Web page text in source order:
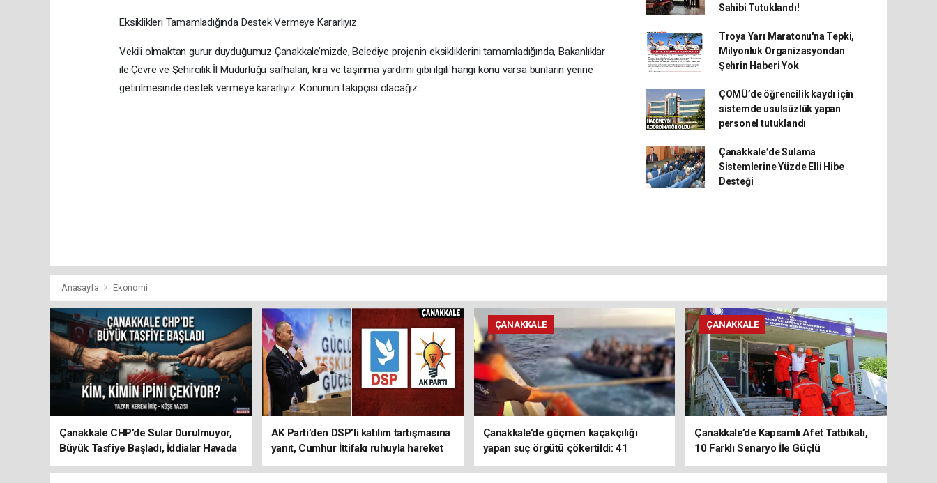
Eksiklikleri Tamamladığında Destek Vermeye Kararlıyız
Vekili olmaktan gurur duyduğumuz Çanakkale’mizde, Belediye projenin eksikliklerini tamamladığında, Bakanlıklar
ile Çevre ve Şehircilik İl Müdürlüğü safhaları, kira ve taşınma yardımı gibi ilgili hangi konu varsa bunların yerine
getirilmesinde destek vermeye kararlıyız. Konunun takipçisi olacağız.
Sahibi Tutuklandı!
Troya Yarı Maratonu'na Tepki,
Milyonluk Organizasyondan
Şehrin Haberi Yok
ÇOMÜ’de öğrencilik kaydı için
sistemde usulsüzlük yapan
personel tutuklandı
Çanakkale’de Sulama
Sistemlerine Yüzde Elli Hibe
Desteği
Anasayfa Ekonomi
Çanakkale CHP’de Sular Durulmuyor,
Büyük Tasfiye Başladı, İddialar Havada
Uçuşuyor
AK Parti’den DSP’li katılım tartışmasına
yanıt, Cumhur İttifakı ruhuyla hareket
ediyoruz
ÇANAKKALE
Çanakkale’de göçmen kaçakçılığı
yapan suç örgütü çökertildi: 41
tutuklama
ÇANAKKALE
Çanakkale’de Kapsamlı Afet Tatbikatı,
10 Farklı Senaryo İle Güçlü
Koordinasyon